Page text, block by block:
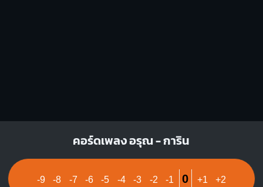
คอร์ดเพลง อรุณ - การิน
-9 -8 -7 -6 -5 -4 -3 -2 -1 0 +1 +2